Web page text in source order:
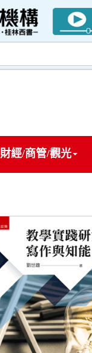
財經/商管/觀光